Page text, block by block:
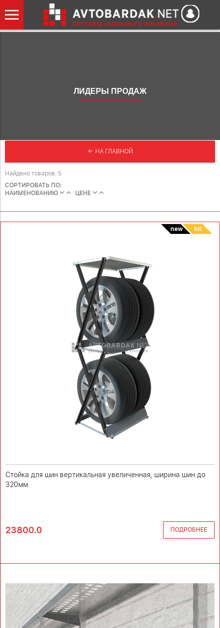
ЛИДЕРЫ ПРОДАЖ
НА ГЛАВНОЙ
Найдено товаров: 5
СОРТИРОВАТЬ ПО:
НАИМЕНОВАНИЮ
ЦЕНЕ
new hit
Стойка для шин вертикальная увеличенная, ширина шин до
320мм
23800.0 ПОДРОБНЕЕ